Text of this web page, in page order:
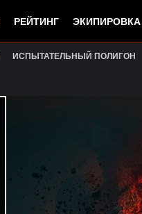
РЕЙТИНГ ЭКИПИРОВКА
ИСПЫТАТЕЛЬНЫЙ ПОЛИГОН